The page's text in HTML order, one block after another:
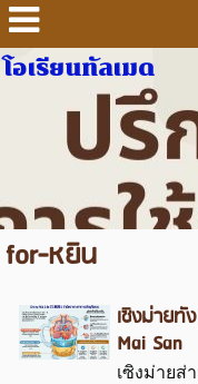
โอเรียนทัลเมด
for-หยิน
เซิงม่าย
Mai San
เซิงม่ายส่